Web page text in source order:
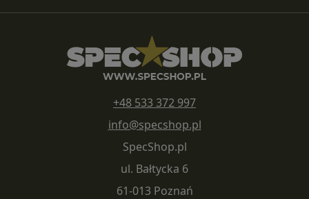
+48 533 372 997
info@specshop.pl
SpecShop.pl
ul. Bałtycka 6
61-013 Poznań